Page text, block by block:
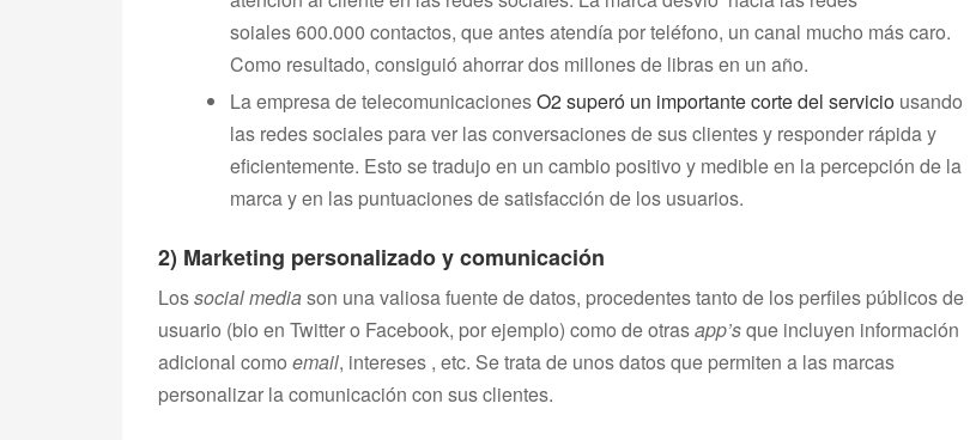
soiales 600.000 contactos, que antes atendía por teléfono, un canal mucho más caro.
Como resultado, consiguió ahorrar dos millones de libras en un año.
La empresa de telecomunicacionesO2 superó un importante corte del servicio usando
las redes sociales para ver las conversaciones de sus clientes y responder rápida y
eficientemente. Esto se tradujo en un cambio positivo y medible en la percepción de la
marca y en las puntuaciones de satisfacción de los usuarios.
2) Marketing personalizado y comunicación
Lossocial mediason una valiosa fuente de datos, procedentes tanto de los perfiles públicos de
usuario (bio en Twitter o Facebook, por ejemplo) como de otrasapp’sque incluyen información
adicional como email, intereses , etc. Se trata de unos datos que permiten a las marcas
personalizar la comunicación con sus clientes.